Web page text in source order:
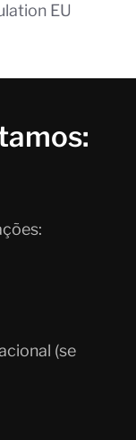
EU
(se